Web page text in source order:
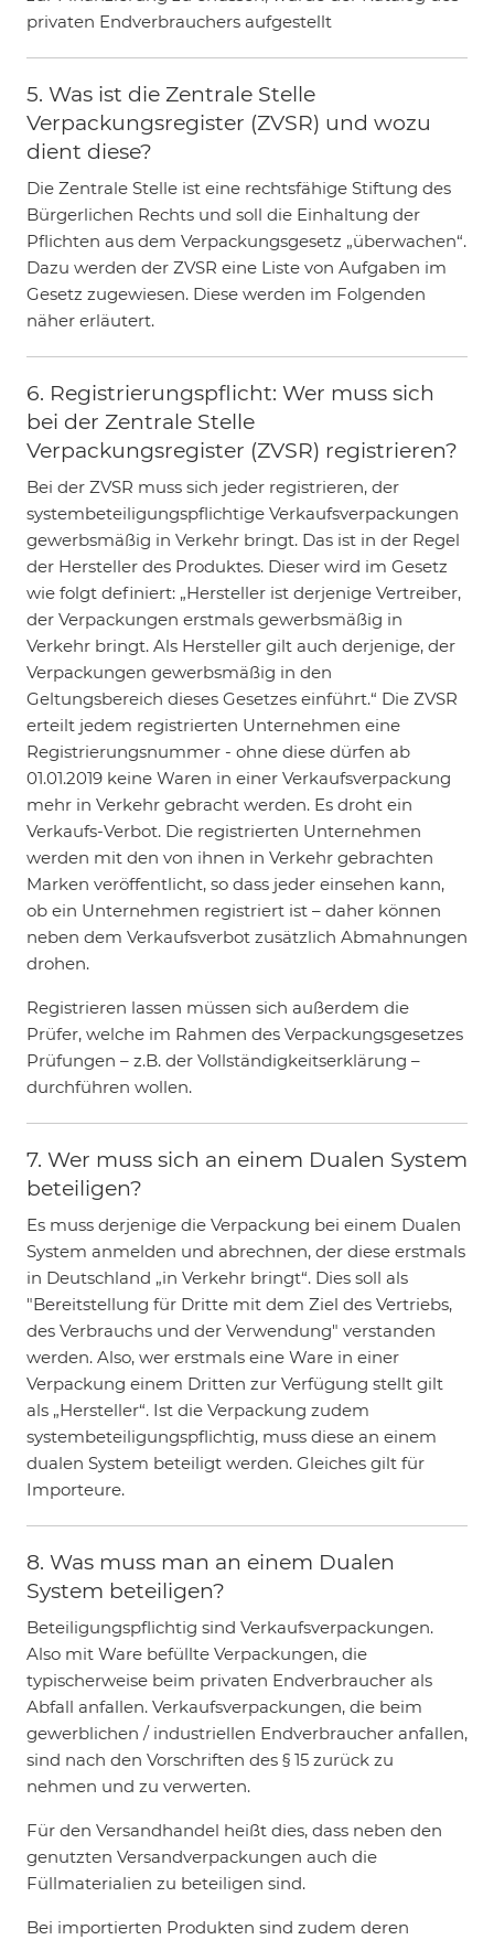
privaten Endverbrauchers aufgestellt
5. Was ist die Zentrale Stelle
Verpackungsregister (ZVSR) und wozu
dient diese?
Die Zentrale Stelle ist eine rechtsfähige Stiftung des
Bürgerlichen Rechts und soll die Einhaltung der
Pflichten aus dem Verpackungsgesetz „überwachen“.
Dazu werden der ZVSR eine Liste von Aufgaben im
Gesetz zugewiesen. Diese werden im Folgenden
näher erläutert.
6. Registrierungspflicht: Wer muss sich
bei der Zentrale Stelle
Verpackungsregister (ZVSR) registrieren?
Bei der ZVSR muss sich jeder registrieren, der
systembeteiligungspflichtige Verkaufsverpackungen
gewerbsmäßig in Verkehr bringt. Das ist in der Regel
der Hersteller des Produktes. Dieser wird im Gesetz
wie folgt definiert: „Hersteller ist derjenige Vertreiber,
der Verpackungen erstmals gewerbsmäßig in
Verkehr bringt. Als Hersteller gilt auch derjenige, der
Verpackungen gewerbsmäßig in den
Geltungsbereich dieses Gesetzes einführt.“ Die ZVSR
erteilt jedem registrierten Unternehmen eine
Registrierungsnummer - ohne diese dürfen ab
01.01.2019 keine Waren in einer Verkaufsverpackung
mehr in Verkehr gebracht werden. Es droht ein
Verkaufs-Verbot. Die registrierten Unternehmen
werden mit den von ihnen in Verkehr gebrachten
Marken veröffentlicht, so dass jeder einsehen kann,
ob ein Unternehmen registriert ist – daher können
neben dem Verkaufsverbot zusätzlich Abmahnungen
drohen.
Registrieren lassen müssen sich außerdem die
Prüfer, welche im Rahmen des Verpackungsgesetzes
Prüfungen – z.B. der Vollständigkeitserklärung –
durchführen wollen.
7. Wer muss sich an einem Dualen System
beteiligen?
Es muss derjenige die Verpackung bei einem Dualen
System anmelden und abrechnen, der diese erstmals
in Deutschland „in Verkehr bringt“. Dies soll als
"Bereitstellung für Dritte mit dem Ziel des Vertriebs,
des Verbrauchs und der Verwendung" verstanden
werden. Also, wer erstmals eine Ware in einer
Verpackung einem Dritten zur Verfügung stellt gilt
als „Hersteller“. Ist die Verpackung zudem
systembeteiligungspflichtig, muss diese an einem
dualen System beteiligt werden. Gleiches gilt für
Importeure.
8. Was muss man an einem Dualen
System beteiligen?
Beteiligungspflichtig sind Verkaufsverpackungen.
Also mit Ware befüllte Verpackungen, die
typischerweise beim privaten Endverbraucher als
Abfall anfallen. Verkaufsverpackungen, die beim
gewerblichen / industriellen Endverbraucher anfallen,
sind nach den Vorschriften des § 15 zurück zu
nehmen und zu verwerten.
Für den Versandhandel heißt dies, dass neben den
genutzten Versandverpackungen auch die
Füllmaterialien zu beteiligen sind.
Bei importierten Produkten sind zudem deren